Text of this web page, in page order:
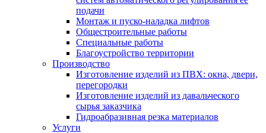
подачи
Монтаж и пуско-наладка лифтов
Общестроительные работы
Специальные работы
Благоустройство территории
Производство
Изготовление изделий из ПВХ: окна, двери,
перегородки
Изготовление изделий из давальческого
сырья заказчика
Гидроабразивная резка материалов
Услуги